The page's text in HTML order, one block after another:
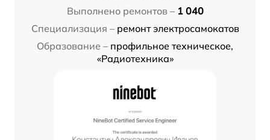
Выполнено ремонтов – 1 040
Специализация – ремонт электросамокатов
Образование – профильное техническое,
«Радиотехника»